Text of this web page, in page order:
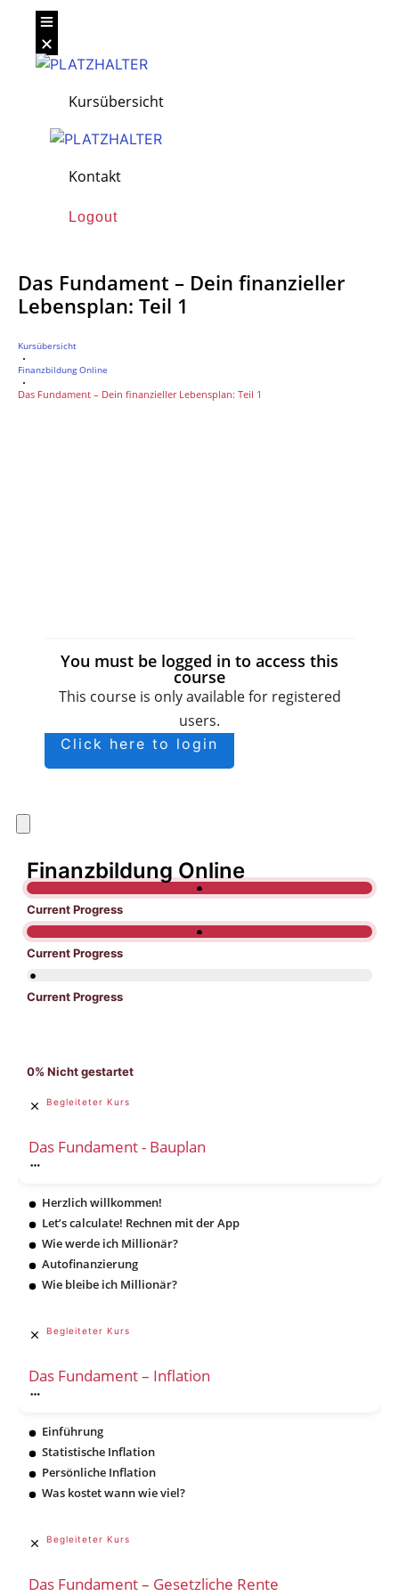
Kursübersicht
Kontakt
Logout
Das Fundament – Dein finanzieller
Lebensplan: Teil 1
Kursübersicht
Finanzbildung Online
Das Fundament – Dein finanzieller Lebensplan: Teil 1
You must be logged in to access this
course
This course is only available for registered
users.
Click here to login
Finanzbildung Online
Current Progress
Current Progress
Current Progress
0% Nicht gestartet
Begleiteter Kurs
Das Fundament - Bauplan
Herzlich willkommen!
Let’s calculate! Rechnen mit der App
Wie werde ich Millionär?
Autofinanzierung
Wie bleibe ich Millionär?
Begleiteter Kurs
Das Fundament – Inflation
Einführung
Statistische Inflation
Persönliche Inflation
Was kostet wann wie viel?
Begleiteter Kurs
Das Fundament – Gesetzliche Rente